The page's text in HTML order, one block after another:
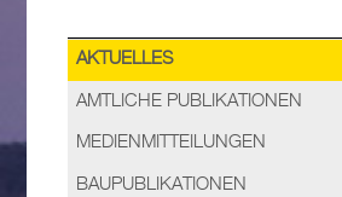
AKTUELLES
AMTLICHE PUBLIKATIONEN
MEDIENMITTEILUNGEN
BAUPUBLIKATIONEN